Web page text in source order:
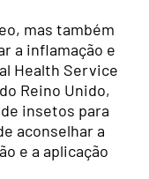
mas também
a inflamação e
Health Service
Reino Unido,
insetos para
aconselhar a
e a aplicação